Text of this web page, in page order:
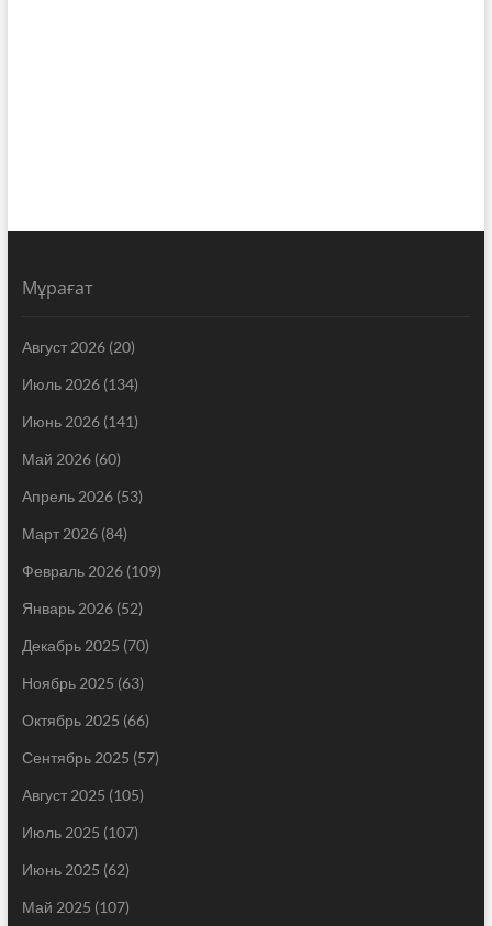
Мұрағат
Август 2026(20)
Июль 2026(134)
Июнь 2026(141)
Май 2026(60)
Апрель 2026(53)
Март 2026(84)
Февраль 2026(109)
Январь 2026(52)
Декабрь 2025 (70)
Ноябрь 2025 (63)
Октябрь 2025 (66)
Сентябрь 2025 (57)
Август 2025 (105)
Июль 2025 (107)
Июнь 2025 (62)
Май 2025 (107)